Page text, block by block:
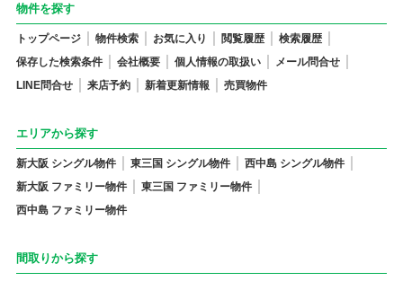
物件を探す
トップページ 物件検索 お気に入り 閲覧履歴
検索履歴
保存した検索条件
会社概要 個人情報の取扱い
メール問合せ
LINE問合せ
来店予約 新着更新情報 売買物件
エリアから探す
新大阪 シングル物件 東三国 シングル物件
西中島 シングル物件
新大阪 ファミリー物件
東三国 ファミリー物件
西中島 ファミリー物件
間取りから探す